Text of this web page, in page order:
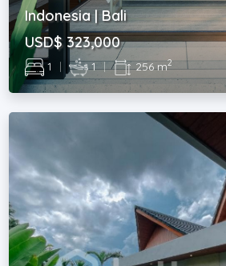
Indonesia | Bali
USD$ 323,000
1 | 1 | 256 m2